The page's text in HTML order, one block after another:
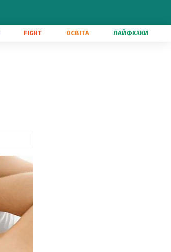
FIGHT ОСВІТА ЛАЙФХАКИ